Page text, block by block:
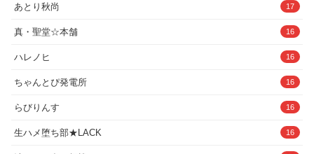
あとり秋尚 17
真・聖堂☆本舗 16
ハレノヒ 16
ちゃんとぴ発電所 16
らびりんす 16
生ハメ堕ち部★LACK 16